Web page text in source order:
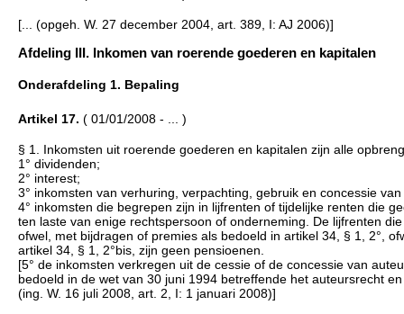
[... (opgeh. W. 27 december 2004, art. 389, I: AJ 2006)]
Afdeling III. Inkomen van roerende goederen en kapitalen
Onderafdeling 1. Bepaling
Artikel 17. ( 01/01/2008 - ... )
§ 1. Inkomsten uit roerende goederen en kapitalen zijn alle
1° dividenden;
2° interest;
3° inkomsten van verhuring, verpachting, gebruik en concessie
4° inkomsten die begrepen zijn in lijfrenten of tijdelijke renten die
ten laste van enige rechtspersoon of onderneming. De lijfrenten
ofwel, met bijdragen of premies als bedoeld in artikel 34, § 1, 2°,
artikel 34, § 1, 2°bis, zijn geen pensioenen.
[5° de inkomsten verkregen uit de cessie of de concessie van
bedoeld in de wet van 30 juni 1994 betreffende het auteursrecht
(ing. W. 16 juli 2008, art. 2, I: 1 januari 2008)]